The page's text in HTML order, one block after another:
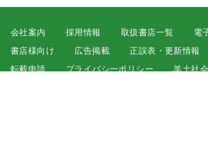
会社案内 採用情報 取扱書店一覧
電
書店様向け
広告掲載 正誤表・更新情報
転載申請
プライバシーポリシー
羊土社